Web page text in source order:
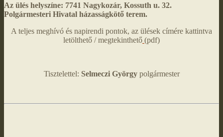
Az ülés helyszíne: 7741 Nagykozár, Kossuth u. 32.
Polgármesteri Hivatal házasságkötő terem.
A teljes meghívó és napirendi pontok, az ülések címére kattintva
letölthető / megtekinthető (pdf)
Tisztelettel: Selmeczi Györgypolgármester